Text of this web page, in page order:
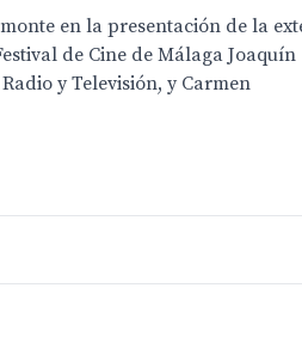
en la presentación de la
de Cine de Málaga Joaquín
y Televisión, y Carmen